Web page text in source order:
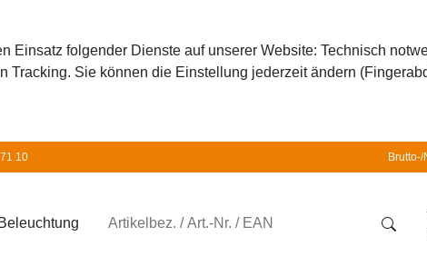
Einsatz folgender Dienste auf unserer Website: Technisch
Tracking. Sie können die Einstellung jederzeit ändern
10